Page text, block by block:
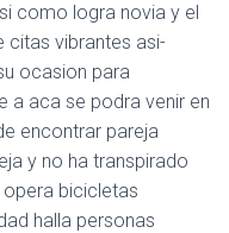
como logra novia y el
citas vibrantes asi­
ocasion para
a aca se podra venir en
encontrar pareja
y no ha transpirado
bicicletas
halla personas